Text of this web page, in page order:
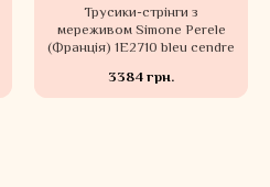
Трусики-стрінги з
мереживом Simone Perele
(Франція) 1E2710 bleu cendre
3384 грн.